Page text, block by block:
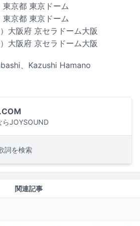
京都 東京ドーム
京都 東京ドーム
大阪府 京セラドーム大阪
大阪府 京セラドーム大阪
、Kazushi Hamano
らJOYSOUND
詞を検索
関連記事